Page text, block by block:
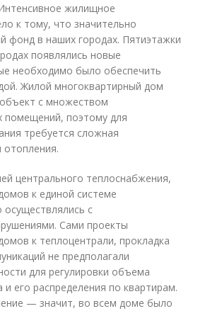
жилищное
к тому, что значительно
фонд в наших городах. Пятиэтажки
появлялись новые
необходимо было обеспечить
Жилой многоквартирный дом
с множеством
поэтому для
требуется сложная
отопления.
центрального теплоснабжения,
к единой системе
осуществлялись с
Сами проекты
к теплоцентрали, прокладка
не предполагали
для регулировки объема
его распределения по квартирам.
— значит, во всем доме было